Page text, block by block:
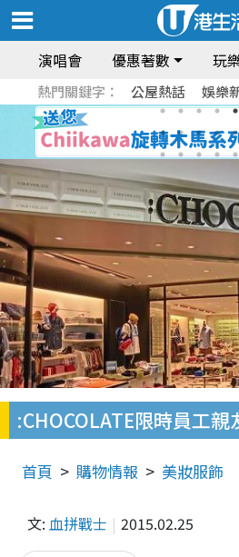
演唱會 優惠著數 玩
熱門關鍵字： 公屋熱話 娛樂
:CHOCOLATE限時員工
首頁 購物情報 美妝服飾
文: 血拼戰士 2015.02.25